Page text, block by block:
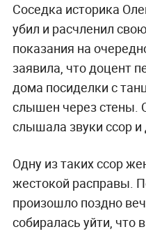
Соседка историка
убил и расчленил
показания на
заявила, что доцент
дома посиделки с
слышен через стены.
слышала звуки ссор
Одну из таких ссор
жестокой расправы.
произошло поздно
собиралась уйти, что